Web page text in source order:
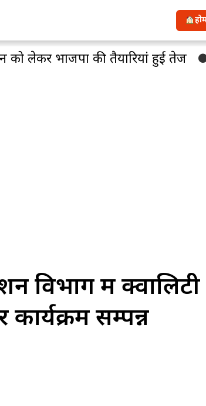
को लेकर भाजपा की तैयारियां हुई तेज
विभाग में
सम्पन्न